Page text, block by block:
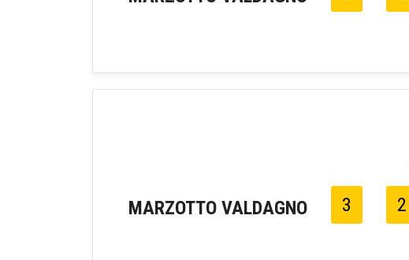
MARZOTTO VALDAGNO 3 2